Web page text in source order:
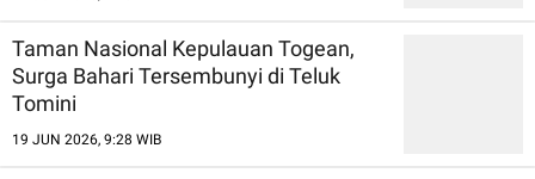
Taman Nasional Kepulauan Togean,
Surga Bahari Tersembunyi di Teluk
Tomini
19 JUN 2026, 9:28 WIB